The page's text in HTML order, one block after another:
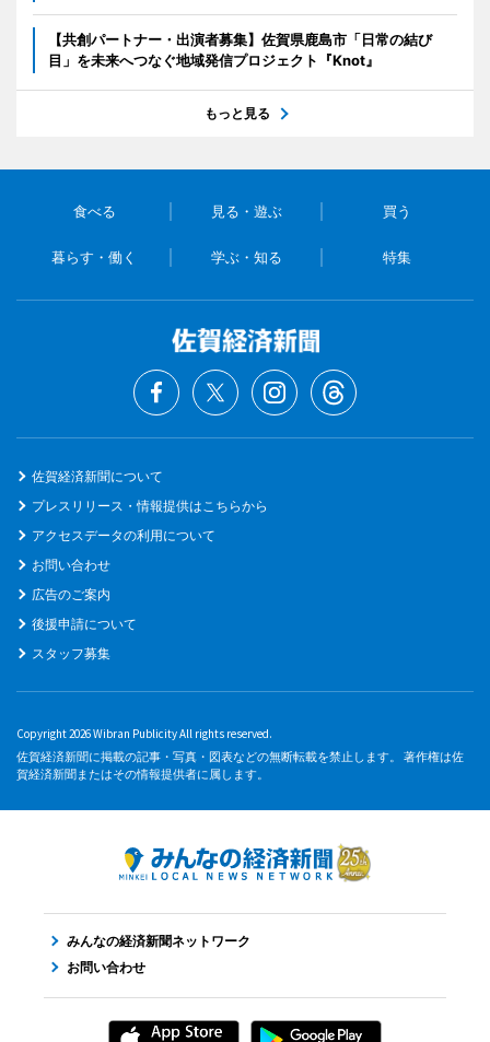
【共創パートナー・出演者募集】佐賀県鹿島市「日常の結び
目」を未来へつなぐ地域発信プロジェクト『Knot』
もっと見る
食べる 見る・遊ぶ 買う
暮らす・働く 学ぶ・知る 特集
佐賀経済新聞について
プレスリリース・情報提供はこちらから
アクセスデータの利用について
お問い合わせ
広告のご案内
後援申請について
スタッフ募集
Copyright 2026 Wibran Publicity All rights reserved.
佐賀経済新聞に掲載の記事・写真・図表などの無断転載を禁止します。 著作権は佐
賀経済新聞またはその情報提供者に属します。
みんなの経済新聞ネットワーク
お問い合わせ